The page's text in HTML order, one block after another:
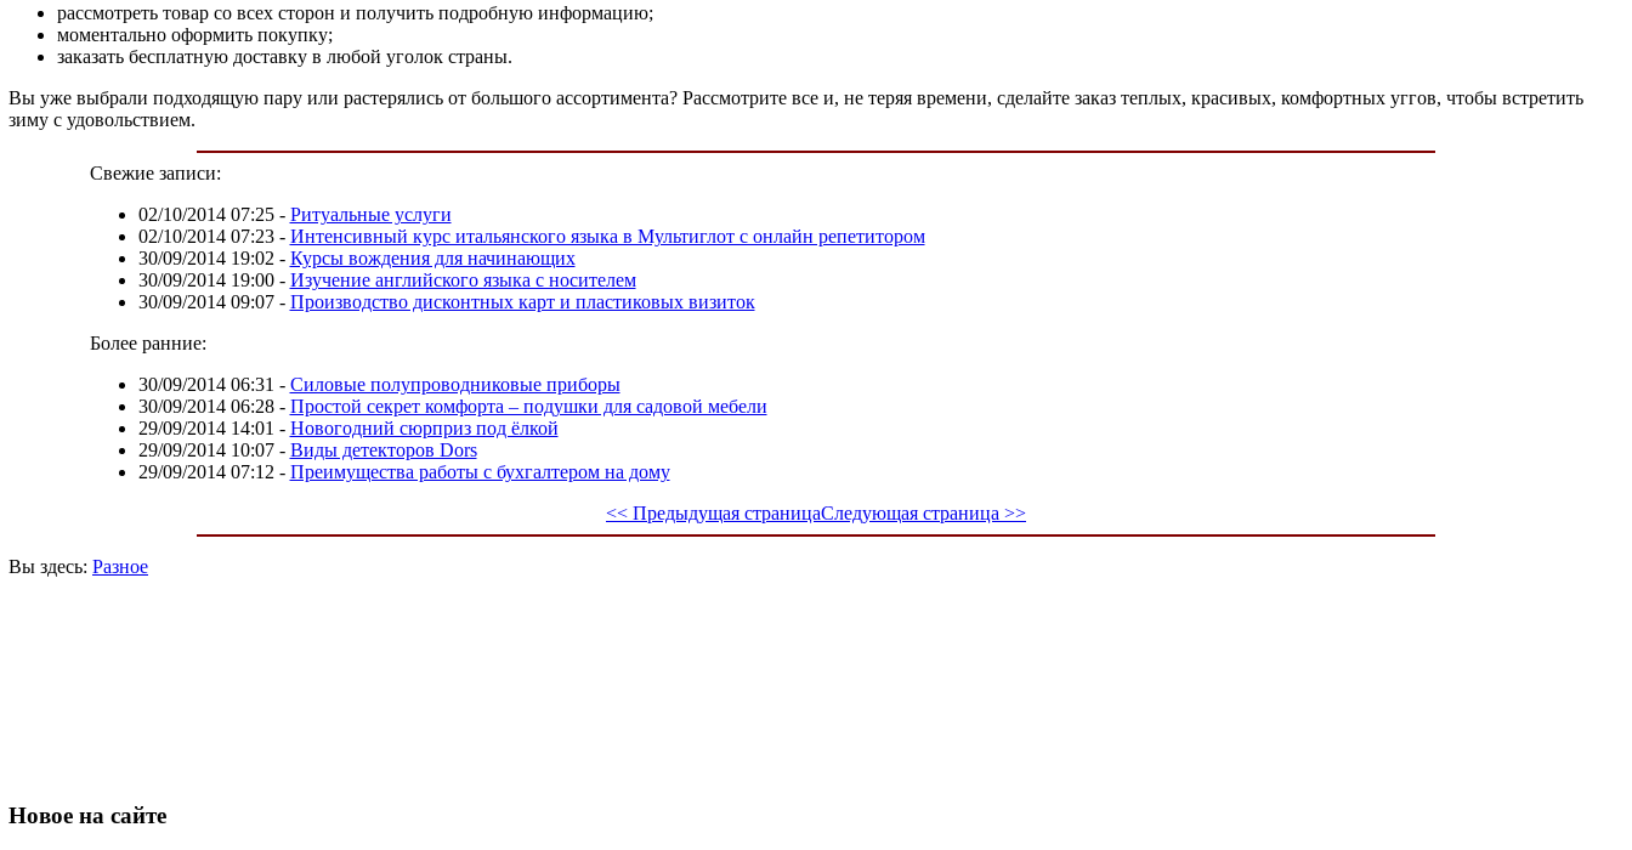
рассмотреть товар со всех сторон и получить подробную информацию;
моментально оформить покупку;
заказать бесплатную доставку в любой уголок страны.
Вы уже выбрали подходящую пару или растерялись от большого ассортимента? Рассмотрите все и, не теряя времени, сделайте заказ теплых, красивых, комфортных уггов, чтобы встретить
зиму с удовольствием.
Свежие записи:
02/10/2014 07:25- Ритуальные услуги
02/10/2014 07:23- Интенсивный курс итальянского языка в Мультиглот с онлайн репетитором
30/09/2014 19:02 - Курсы вождения для начинающих
30/09/2014 19:00- Изучение английского языка с носителем
30/09/2014 09:07- Производство дисконтных карт и пластиковых визиток
Более ранние:
30/09/2014 06:31 - Силовые полупроводниковые приборы
30/09/2014 06:28- Простой секрет комфорта – подушки для садовой мебели
29/09/2014 14:01 - Новогодний сюрприз под ёлкой
29/09/2014 10:07- Виды детекторов Dors
29/09/2014 07:12 - Преимущества работы с бухгалтером на дому
<< Предыдущая страницаСледующая страница >>
Вы здесь: Разное
Новое на сайте